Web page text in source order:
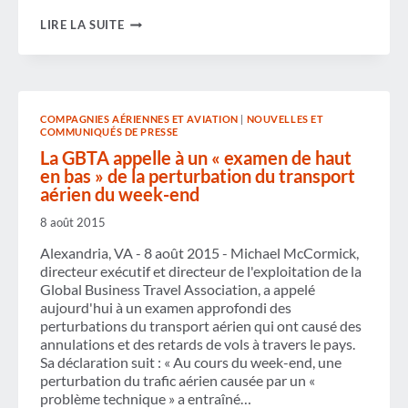
LIRE LA SUITELA
POUR
ASSURER
UN
TRANSPORT
AÉRIEN
SÛR
COMPAGNIES AÉRIENNES ET AVIATION | NOUVELLES ET
COMMUNIQUÉS DE PRESSE
La GBTA appelle à un « examen de haut
en bas » de la perturbation du transport
aérien du week-end
8 août 2015
Alexandria, VA - 8 août 2015 - Michael McCormick,
directeur exécutif et directeur de l'exploitation de la
Global Business Travel Association, a appelé
aujourd'hui à un examen approfondi des
perturbations du transport aérien qui ont causé des
annulations et des retards de vols à travers le pays.
Sa déclaration suit : « Au cours du week-end, une
perturbation du trafic aérien causée par un «
problème technique » a entraîné…